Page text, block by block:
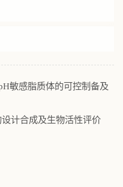
敏感脂质体的可控制备及
计合成及生物活性评价